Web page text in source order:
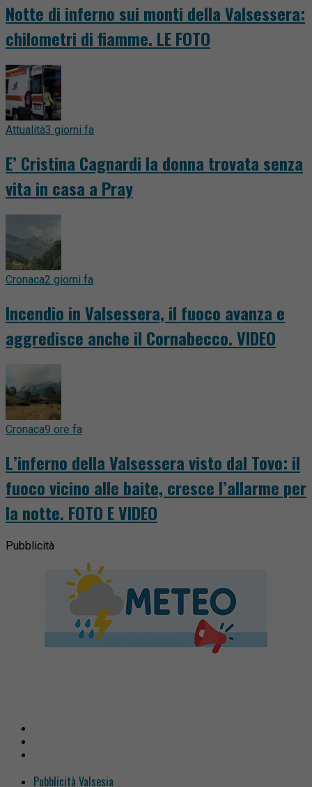
Notte di inferno sui monti della Valsessera:
chilometri di fiamme. LE FOTO
Attualità3 giorni fa
E’ Cristina Cagnardi la donna trovata senza
vita in casa a Pray
Cronaca2 giorni fa
Incendio in Valsessera, il fuoco avanza e
aggredisce anche il Cornabecco. VIDEO
Cronaca9 ore fa
L’inferno della Valsessera visto dal Tovo: il
fuoco vicino alle baite, cresce l’allarme per
la notte. FOTO E VIDEO
Pubblicità
Pubblicità Valsesia